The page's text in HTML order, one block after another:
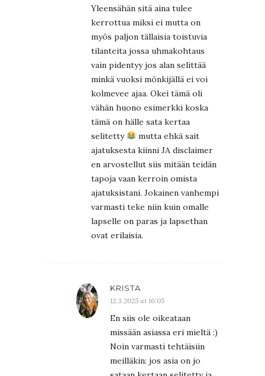
Yleensähän sitä aina tulee
kerrottua miksi ei mutta on
myös paljon tällaisia toistuvia
tilanteita jossa uhmakohtaus
vain pidentyy jos alan selittää
minkä vuoksi mönkijällä ei voi
kolmevee ajaa. Okei tämä oli
vähän huono esimerkki koska
tämä on hälle sata kertaa
selitetty
mutta ehkä sait
ajatuksesta kiinni JA disclaimer
en arvostellut siis mitään teidän
tapoja vaan kerroin omista
ajatuksistani. Jokainen vanhempi
varmasti teke niin kuin omalle
lapselle on paras ja lapsethan
ovat erilaisia.
KRISTA
12.3.2025 at 16:05
En siis ole oikeataan
missään asiassa eri mieltä :)
Noin varmasti tehtäisiin
meilläkin: jos asia on jo